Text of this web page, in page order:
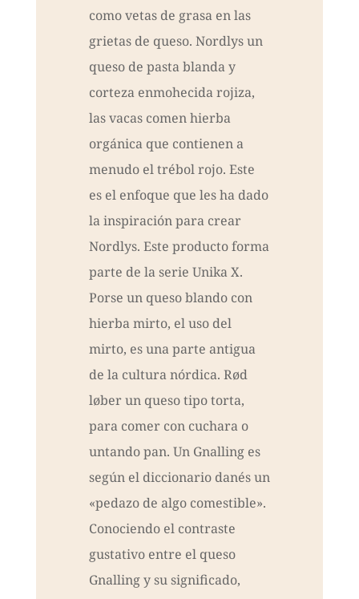
como vetas de grasa en las
grietas de queso. Nordlys un
queso de pasta blanda y
corteza enmohecida rojiza,
las vacas comen hierba
orgánica que contienen a
menudo el trébol rojo. Este
es el enfoque que les ha dado
la inspiración para crear
Nordlys. Este producto forma
parte de la serie Unika X.
Porse un queso blando con
hierba mirto, el uso del
mirto, es una parte antigua
de la cultura nórdica. Rød
løber un queso tipo torta,
para comer con cuchara o
untando pan. Un Gnalling es
según el diccionario danés un
«pedazo de algo comestible».
Conociendo el contraste
gustativo entre el queso
Gnalling y su significado,